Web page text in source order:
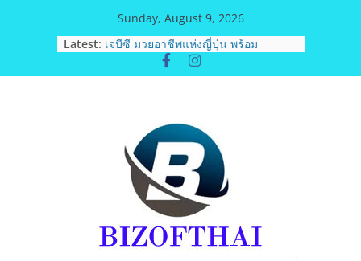
Sunday, August 9, 2026
Latest: เจบีซี มวยอาชีพแห่งญี่ปุ่น พร้อม
สนับสนุนนักมวยชาวไทย “เสี่ยนริส”แนะ
เพิ่มไฟท์แฟ็กซ์ เว็บรับรองสถิติมวย หลัง
Travel ดึงเอเย่นต์กว่า 52 บริษัท ทดสอบ
เส้นทางท่องเที่ยว Corporate ยกระดับ
ภาคตะวันออกสู่จุดหมายปลายทาง
คุณภาพ
ภารกิจตำรวจจราจรโครงการพระ
ราชดำริ นำส่งอวัยวะหัวใจ ดวงที่ 184
สำเร็จลุล่วง ณ รพ.ศิริราช
เอ-พลัสซัพพลาย เดินหน้าโครงการ “คืน
ความชุ่มชื้นให้กับผิว” มอบเอบอนเน่ เด